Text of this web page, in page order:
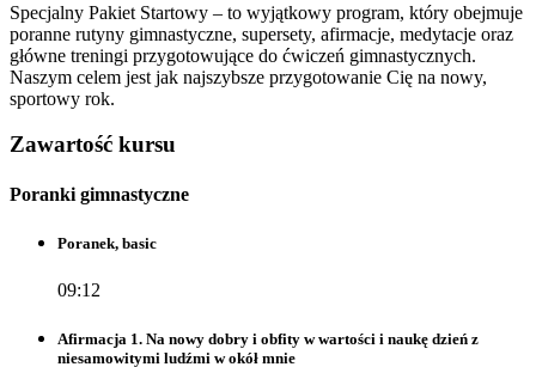
Specjalny Pakiet Startowy – to wyjątkowy program, który obejmuje
poranne rutyny gimnastyczne, supersety, afirmacje, medytacje oraz
główne treningi przygotowujące do ćwiczeń gimnastycznych.
Naszym celem jest jak najszybsze przygotowanie Cię na nowy,
sportowy rok.
Zawartość kursu
Poranki gimnastyczne
Poranek, basic
09:12
Afirmacja 1. Na nowy dobry i obfity w wartości i naukę dzień z
niesamowitymi ludźmi w okół mnie